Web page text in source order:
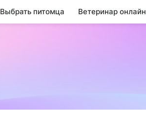
Выбрать питомца Ветеринар онлайн